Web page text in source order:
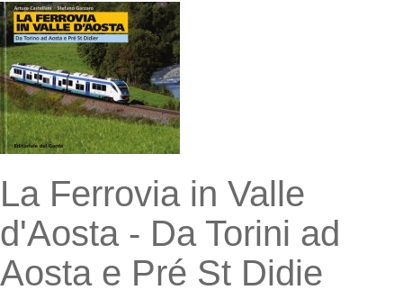
La Ferrovia in Valle
d'Aosta - Da Torini ad
Aosta e Pré St Didie